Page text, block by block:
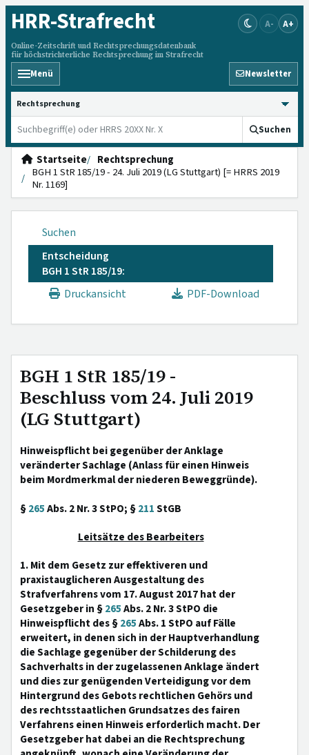
HRR-Strafrecht
Online-Zeitschrift und Rechtsprechungsdatenbank
für höchstrichterliche Rechtsprechung im Strafrecht
A- A+
Menü Newsletter
HRRS durchsuchen
Suchen
Startseite
Rechtsprechung
BGH 1 StR 185/19 - 24. Juli 2019 (LG Stuttgart) [= HRRS 2019
Nr. 1169]
Suchen
Entscheidung
BGH 1 StR 185/19:
Druckansicht
PDF-Download
BGH 1 StR 185/19 -
Beschluss vom 24. Juli 2019
(LG Stuttgart)
Hinweispflicht bei gegenüber der Anklage
veränderter Sachlage (Anlass für einen Hinweis
beim Mordmerkmal der niederen Beweggründe).
§265Abs. 2 Nr. 3 StPO; §211StGB
Leitsätze des Bearbeiters
1. Mit dem Gesetz zur effektiveren und
praxistauglicheren Ausgestaltung des
Strafverfahrens vom 17. August 2017 hat der
Gesetzgeber in §265Abs. 2 Nr. 3 StPO die
Hinweispflicht des §265Abs. 1 StPO auf Fälle
erweitert, in denen sich in der Hauptverhandlung
die Sachlage gegenüber der Schilderung des
Sachverhalts in der zugelassenen Anklage ändert
und dies zur genügenden Verteidigung vor dem
Hintergrund des Gebots rechtlichen Gehörs und
des rechtsstaatlichen Grundsatzes des fairen
Verfahrens einen Hinweis erforderlich macht. Der
Gesetzgeber hat dabei an die Rechtsprechung